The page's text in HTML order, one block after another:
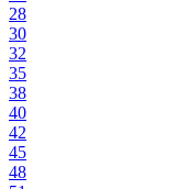
28
30
32
35
38
40
42
45
48